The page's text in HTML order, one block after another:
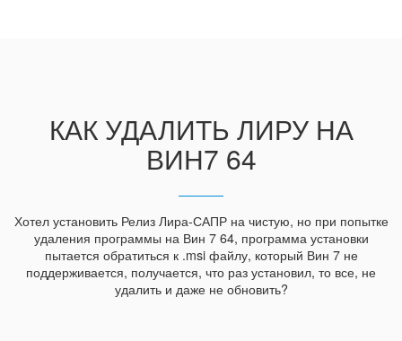
КАК УДАЛИТЬ ЛИРУ НА
ВИН7 64
Хотел установить Релиз Лира-САПР на чистую, но при попытке
удаления программы на Вин 7 64, программа установки
пытается обратиться к .msi файлу, который Вин 7 не
поддерживается, получается, что раз установил, то все, не
удалить и даже не обновить?